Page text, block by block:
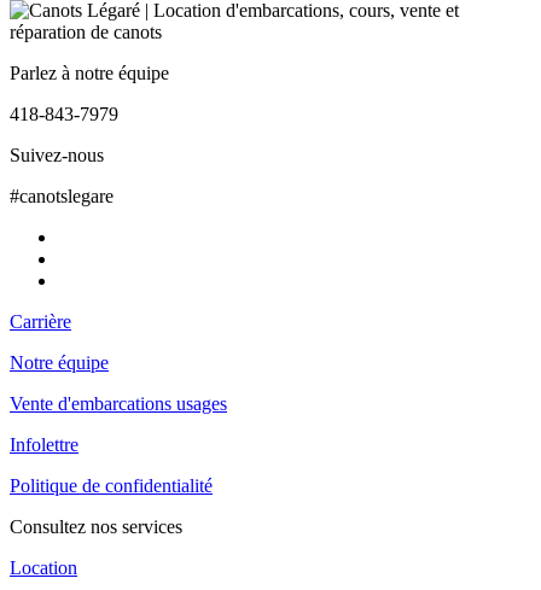
Parlez à notre équipe
418-843-7979
Suivez-nous
#canotslegare
Carrière
Notre équipe
Vente d'embarcations usages
Infolettre
Politique de confidentialité
Consultez nos services
Location